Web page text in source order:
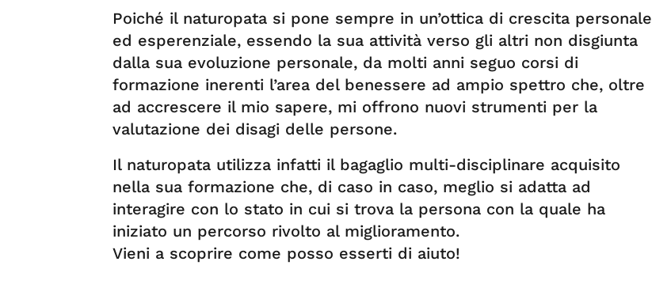
Poiché il naturopata si pone sempre in un’ottica di crescita personale
ed esperenziale, essendo la sua attività verso gli altri non disgiunta
dalla sua evoluzione personale, da molti anni seguo corsi di
formazione inerenti l’area del benessere ad ampio spettro che, oltre
ad accrescere il mio sapere, mi offrono nuovi strumenti per la
valutazione dei disagi delle persone.
Il naturopata utilizza infatti il bagaglio multi-disciplinare acquisito
nella sua formazione che, di caso in caso, meglio si adatta ad
interagire con lo stato in cui si trova la persona con la quale ha
iniziato un percorso rivolto al miglioramento.
Vieni a scoprire come posso esserti di aiuto!